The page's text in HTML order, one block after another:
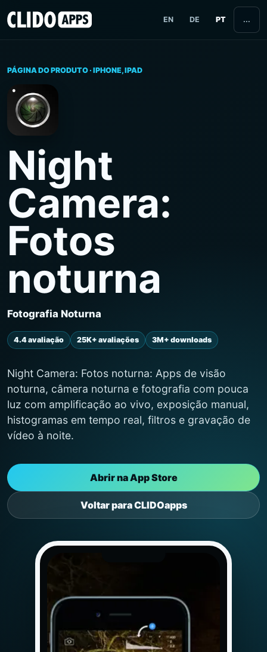
EN DE PT ...
PÁGINA DO PRODUTO · IPHONE, IPAD
Night
Camera:
Fotos
noturna
Fotografia Noturna
4.4 avaliação 25K+ avaliações 3M+ downloads
Night Camera: Fotos noturna: Apps de visão
noturna, câmera noturna e fotografia com pouca
luz com amplificação ao vivo, exposição manual,
histogramas em tempo real, filtros e gravação de
vídeo à noite.
Abrir na App Store
Voltar para CLIDOapps